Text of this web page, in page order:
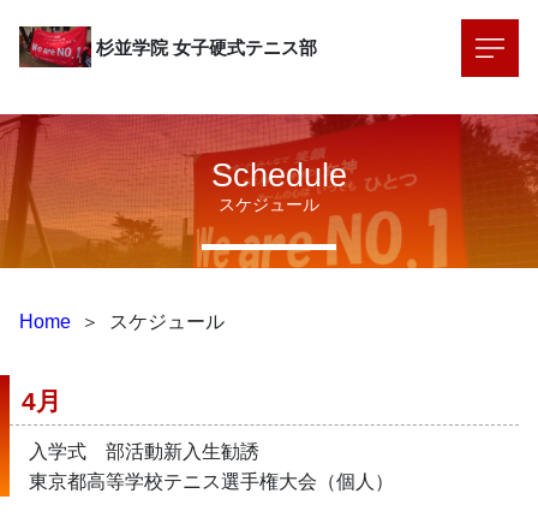
杉並学院 女子硬式テニス部
スケジュール
Schedule
Home ＞ スケジュール
4月
入学式　部活動新入生勧誘
東京都高等学校テニス選手権大会（個人）